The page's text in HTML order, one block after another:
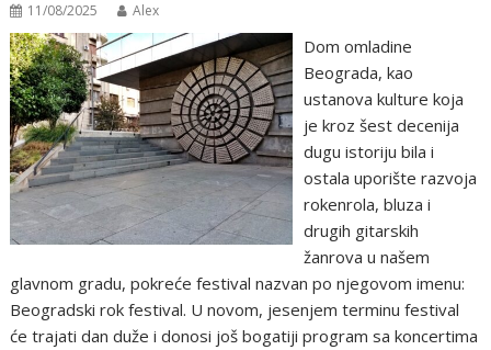
11/08/2025 Alex
Dom omladine
Beograda, kao
ustanova kulture koja
je kroz šest decenija
dugu istoriju bila i
ostala uporište razvoja
rokenrola, bluza i
drugih gitarskih
žanrova u našem
glavnom gradu, pokreće festival nazvan po njegovom imenu:
Beogradski rok festival. U novom, jesenjem terminu festival
će trajati dan duže i donosi još bogatiji program sa koncertima